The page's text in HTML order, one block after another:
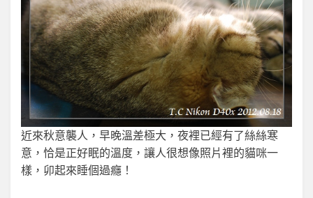
近來秋意襲人，早晚溫差極大，夜裡已經有了絲絲寒
意，恰是正好眠的溫度，讓人很想像照片裡的貓咪一
樣，卯起來睡個過癮！